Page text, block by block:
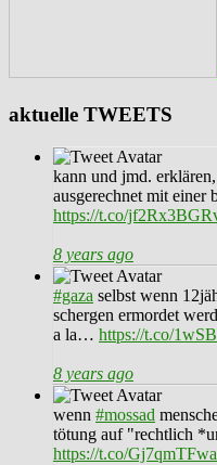
aktuelle TWEETS
kann und jmd.
ausgerechnet mit einer
https://t.co/
8 years ago
#gaza selbst wenn
schergen ermordet
a la… https://t.co/
8 years ago
wenn #mossad
tötung auf "rechtlich
https://t.co/